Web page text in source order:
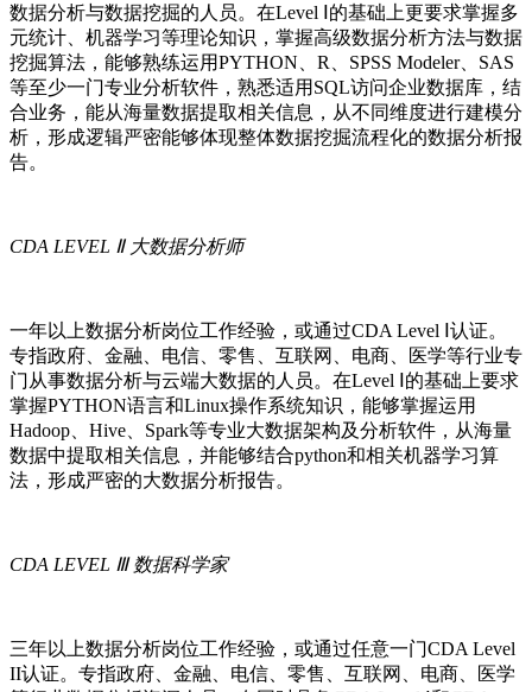
数据分析与数据挖掘的人员。在Level Ⅰ的基础上更要求掌握多
元统计、机器学习等理论知识，掌握高级数据分析方法与数据
挖掘算法，能够熟练运用PYTHON、R、SPSS Modeler、SAS
等至少一门专业分析软件，熟悉适用SQL访问企业数据库，结
合业务，能从海量数据提取相关信息，从不同维度进行建模分
析，形成逻辑严密能够体现整体数据挖掘流程化的数据分析报
告。
CDA LEVEL Ⅱ 大数据分析师
一年以上数据分析岗位工作经验，或通过CDA Level Ⅰ认证。
专指政府、金融、电信、零售、互联网、电商、医学等行业专
门从事数据分析与云端大数据的人员。在Level Ⅰ的基础上要求
掌握PYTHON语言和Linux操作系统知识，能够掌握运用
Hadoop、Hive、Spark等专业大数据架构及分析软件，从海量
数据中提取相关信息，并能够结合python和相关机器学习算
法，形成严密的大数据分析报告。
CDA LEVEL Ⅲ 数据科学家
三年以上数据分析岗位工作经验，或通过任意一门CDA Level
II认证。专指政府、金融、电信、零售、互联网、电商、医学